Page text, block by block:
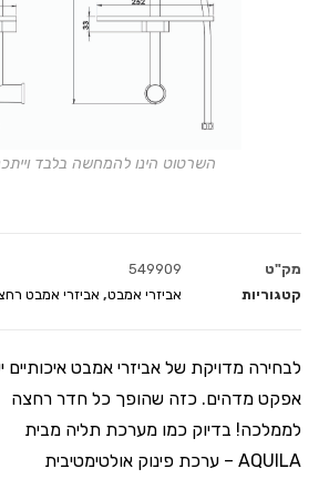
מק"ט
549909
קטגוריות
אביזרי אמבט, אביזרי אמבט
לבחירה מדויקת של אביזרי אמבט איכותיים
אפקט מדהים. כזה שהופך כל חדר רחצה
לממלכה! בדיוק כמו מערכת תליה מבית
AQUILA – ערכת פינוק אולטימטיבית
השרטוט הינו להמחשה בלבד